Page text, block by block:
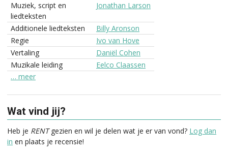
Muziek, script en
liedteksten
Jonathan Larson
Additionele liedteksten
Billy Aronson
Regie
Ivo van Hove
Vertaling
Daniël Cohen
Muzikale leiding
Eelco Claassen
… meer
Wat vind jij?
Heb je RENTgezien en wil je delen wat je er van vond? Log dan
in en plaats je recensie!